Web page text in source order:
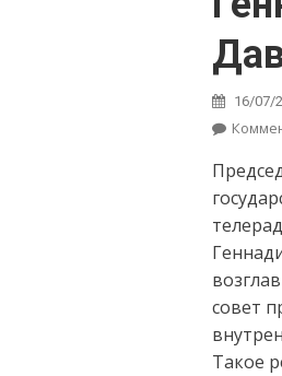
16/07/
совет
Такое